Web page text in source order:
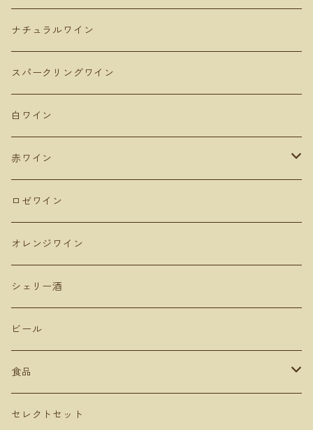
ラ・マンチャ地方
アンダルシア地方
マドリード
シエラ・デ・グレドス
Uvas Felices COMANDO G
アラゴン
ムルシア
ジュラ
Hokkaido 北海道
Domaine Takahiko ドメーヌタカヒコ
De Montille & Hokkaido ドモンティーユ
Lowbrow Craft
リタファーム&ワイナリー
青森
サンマモルワイナリー
新潟
ドメーヌショオ
カーブドッチ
山形
タケダワイナリー
長野
マンズワイン 小諸ワイナリー
テールドシエル
山梨
ドメーヌヒデ
くらむぼん
岡山
コルトラーダ
大分
安心院ワイナリー
ナチュラルワイン
スパークリングワイン
白ワイン
赤ワイン
ピノ・ノワール
ガルナッチャ グルナッシュ
メルロー
プルサール
カベルネソービニョン
カベルネフラン
ロゼワイン
オレンジワイン
シェリー酒
ビール
食品
オリーブオイル
セレクトセット